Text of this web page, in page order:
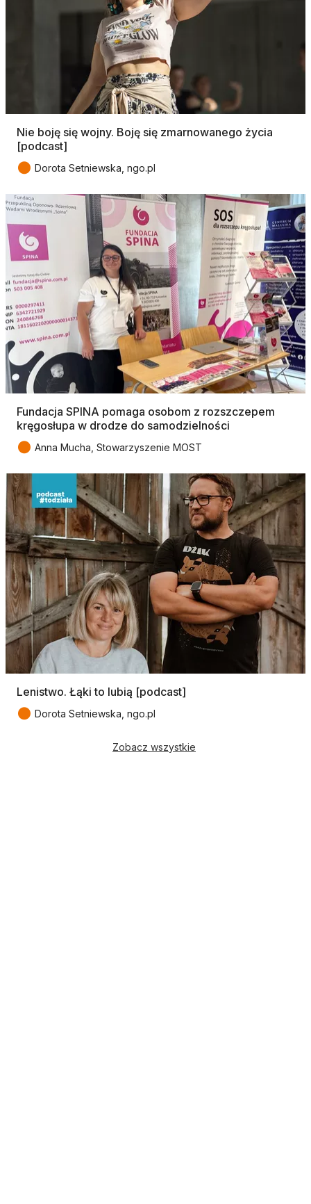
Nie boję się wojny. Boję się zmarnowanego życia
[podcast]
● Dorota Setniewska, ngo.pl
Fundacja SPINA pomaga osobom z rozszczepem
kręgosłupa w drodze do samodzielności
● Anna Mucha, Stowarzyszenie MOST
Lenistwo. Łąki to lubią [podcast]
● Dorota Setniewska, ngo.pl
Zobacz wszystkie